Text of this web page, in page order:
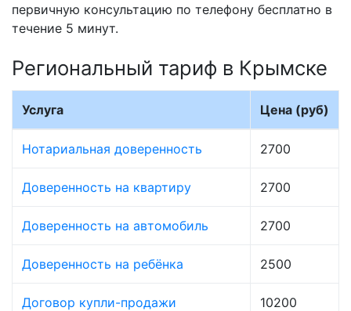
первичную консультацию по телефону бесплатно в
течение 5 минут.
Региональный тариф в Крымске
Услуга Цена (руб)
Нотариальная доверенность 2700
Доверенность на квартиру 2700
Доверенность на автомобиль 2700
Доверенность на ребёнка 2500
Договор купли-продажи 10200